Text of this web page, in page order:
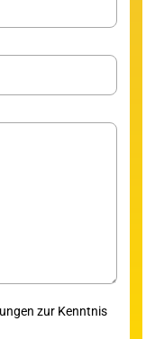
zur Kenntnis